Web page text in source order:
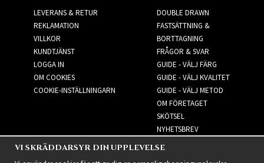
LEVERANS & RETUR
REKLAMATION
VILLKOR
KUNDTJÄNST
LOGGA IN
OM COOKIES
COOKIE-INSTÄLLNINGARN
DOUBLE DRAWN
FASTSÄTTNING &
BORTTAGNING
FRÅGOR & SVAR
GUIDE - VÄLJ FÄRG
GUIDE - VÄLJ KVALITET
GUIDE - VÄLJ METOD
OM FÖRETAGET
SKÖTSEL
NYHETSBREV
NYHETSBREV
VI SKRÄDDARSYR DIN UPPLEVELSE